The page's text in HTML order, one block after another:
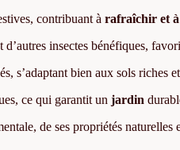
contribuant àrafraîchir et à
insectes bénéfiques,
s’adaptant bien aux sols riches
ce qui garantit unjardin
de ses propriétés